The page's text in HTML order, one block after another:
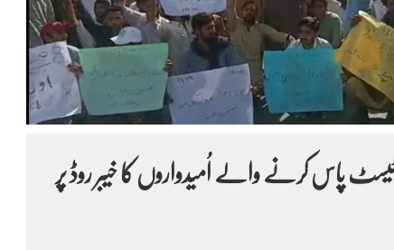
پاس کرنے والے اُمیدواروں کا خیبر روڈ پر